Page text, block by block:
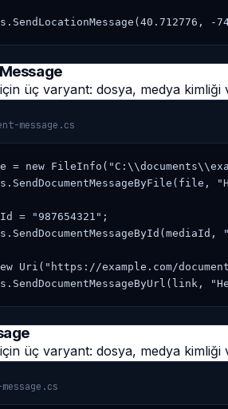
üç varyant: dosya, medya kimliği
message.cs
new
= "987654321";
Uri("https://example.com/
üç varyant: dosya, medya kimliği